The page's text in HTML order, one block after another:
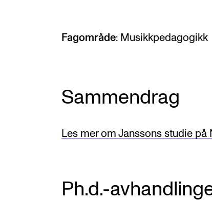
Fagområde: Musikkpedagogikk
Sammendrag
Les mer om Janssons studie på
Ph.d.-